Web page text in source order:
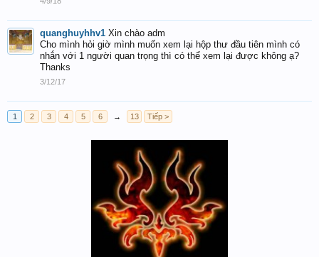
quanghuyhhv1 Xin chào adm
Cho mình hỏi giờ mình muốn xem lại hộp thư đầu tiên mình có
nhắn với 1 người quan trọng thì có thể xem lại được không ạ?
Thanks
3/12/17
1 2 3 4 5 6 → 13 Tiếp >